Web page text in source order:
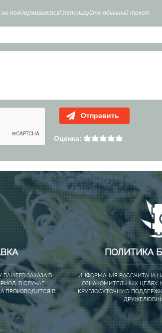
поддерживается! Используйте обычный текст.
Отправить
Оценка:
ВАШЕГО ЗАКАЗА В
В СЛУЧАЕ
ПРОИЗВОДИТСЯ В
ПОЛИТИКА
ИНФОРМАЦИЯ РАССЧИТАНА
ОЗНАКОМИТЕЛЬНЫХ ЦЕЛЯХ.
КРУГЛОСУТОЧНУЮ